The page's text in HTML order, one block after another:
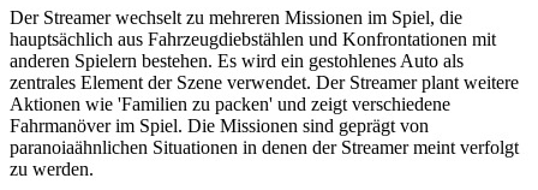
Der Streamer wechselt zu mehreren Missionen im Spiel, die
hauptsächlich aus Fahrzeugdiebstählen und Konfrontationen mit
anderen Spielern bestehen. Es wird ein gestohlenes Auto als
zentrales Element der Szene verwendet. Der Streamer plant weitere
Aktionen wie 'Familien zu packen' und zeigt verschiedene
Fahrmanöver im Spiel. Die Missionen sind geprägt von
paranoiaähnlichen Situationen in denen der Streamer meint verfolgt
zu werden.